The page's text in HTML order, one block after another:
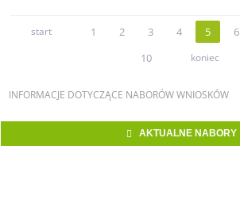
start 1 2 3 4 5 6
10
koniec
INFORMACJE DOTYCZĄCE NABORÓW WNIOSKÓW
AKTUALNE NABORY